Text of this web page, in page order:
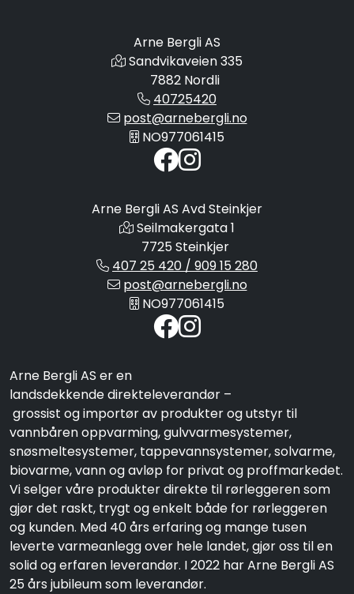
Arne Bergli AS
Sandvikaveien 335
7882 Nordli
40725420
post@arnebergli.no
NO977061415
Arne Bergli AS Avd Steinkjer
Seilmakergata 1
7725 Steinkjer
407 25 420 / 909 15 280
post@arnebergli.no
NO977061415
Arne Bergli AS er en
landsdekkende direkteleverandør –
grossist og importør av produkter og utstyr til
vannbåren oppvarming, gulvvarmesystemer,
snøsmeltesystemer, tappevannsystemer, solvarme,
biovarme, vann og avløp for privat og proffmarkedet.
Vi selger våre produkter direkte til rørleggeren som
gjør det raskt, trygt og enkelt både for rørleggeren
og kunden. Med 40 års erfaring og mange tusen
leverte varmeanlegg over hele landet, gjør oss til en
solid og erfaren leverandør. I 2022 har Arne Bergli AS
25 års jubileum som leverandør.